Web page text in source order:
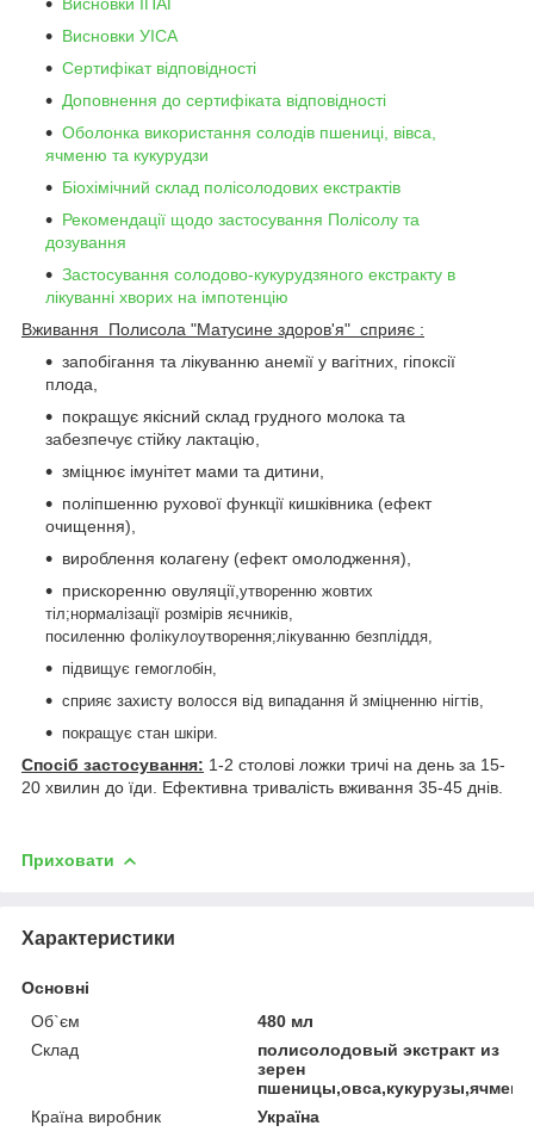
Висновки УІСА
Сертифікат відповідності
Доповнення до сертифіката відповідності
Оболонка використання солодів пшениці, вівса,
ячменю та кукурудзи
Біохімічний склад полісолодових екстрактів
Рекомендації щодо застосування Полісолу та
дозування
Застосування солодово-кукурудзяного екстракту в
лікуванні хворих на імпотенцію
Вживання Полисола "Матусине здоров'я" сприяє :
запобігання та лікуванню анемії у вагітних, гіпоксії
плода,
покращує якісний склад грудного молока та
забезпечує стійку лактацію,
зміцнює імунітет мами та дитини,
поліпшенню рухової функції кишківника (ефект
очищення),
вироблення колагену (ефект омолодження),
прискоренню овуляції, утворенню жовтих
тіл;нормалізації розмірів яєчників,
посиленню фолікулоутворення;лікуванню безпліддя,
підвищує гемоглобін,
сприяє захисту волосся від випадання й зміцненню нігтів,
покращує стан шкіри.
Спосіб застосування: 1-2 столові ложки тричі на день за 15-
20 хвилин до їди. Ефективна тривалість вживання 35-45 днів.
Приховати
Характеристики
Основні
Об`єм
480 мл
Склад
полисолодовый экстракт из
зерен
пшеницы,овса,кукурузы,ячменя
Країна виробник
Україна